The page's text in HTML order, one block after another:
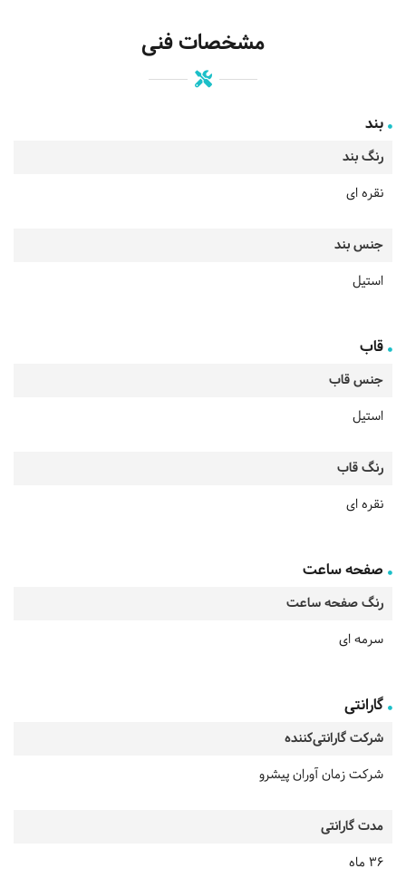
مشخصات فنی
بند
رنگ بند
نقره ای
جنس بند
استیل
قاب
جنس قاب
استیل
رنگ قاب
نقره ای
صفحه ساعت
رنگ صفحه ساعت
سرمه ای
گارانتی
شرکت گارانتی‌کننده
شرکت زمان آوران پیشرو
مدت گارانتی
36 ماه